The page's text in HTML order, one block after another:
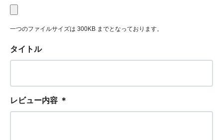
一つのファイルサイズは 300KB までとなっております。
タイトル
レビュー内容 ＊